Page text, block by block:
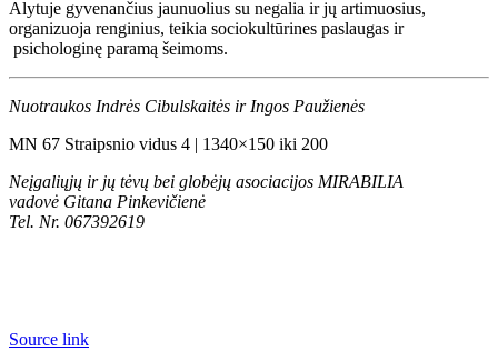
Alytuje gyvenančius jaunuolius su negalia ir jų artimuosius,
organizuoja renginius, teikia sociokultūrines paslaugas ir
psichologinę paramą šeimoms.
Nuotraukos Indrės Cibulskaitės ir Ingos Paužienės
MN 67 Straipsnio vidus 4 | 1340×150 iki 200
Neįgaliųjų ir jų tėvų bei globėjų asociacijos MIRABILIA
vadovė Gitana Pinkevičienė
Tel. Nr. 067392619
Source link